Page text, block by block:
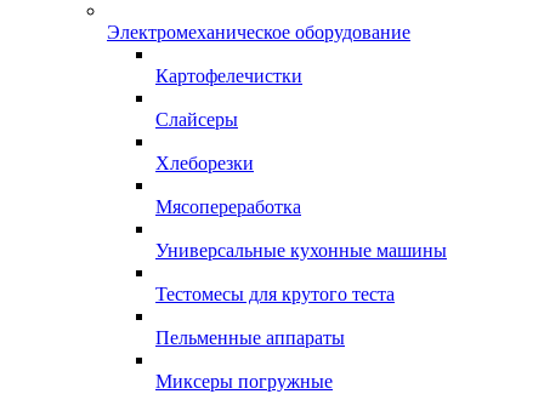
Электромеханическое оборудование
Картофелечистки
Слайсеры
Хлеборезки
Мясопереработка
Универсальные кухонные машины
Тестомесы для крутого теста
Пельменные аппараты
Миксеры погружные